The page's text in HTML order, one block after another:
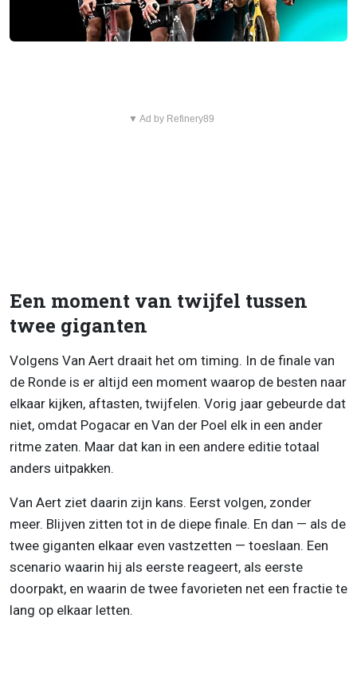
▼ Ad by Refinery89
Een moment van twijfel tussen
twee giganten
Volgens Van Aert draait het om timing. In de finale van
de Ronde is er altijd een moment waarop de besten naar
elkaar kijken, aftasten, twijfelen. Vorig jaar gebeurde dat
niet, omdat Pogacar en Van der Poel elk in een ander
ritme zaten. Maar dat kan in een andere editie totaal
anders uitpakken.
Van Aert ziet daarin zijn kans. Eerst volgen, zonder
meer. Blijven zitten tot in de diepe finale. En dan — als de
twee giganten elkaar even vastzetten — toeslaan. Een
scenario waarin hij als eerste reageert, als eerste
doorpakt, en waarin de twee favorieten net een fractie te
lang op elkaar letten.